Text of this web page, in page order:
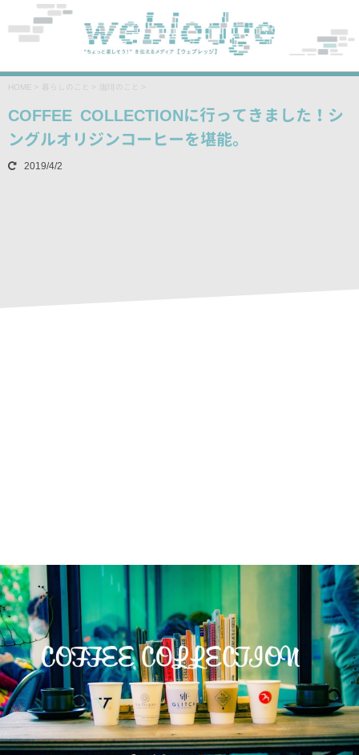
HOME
COFFEE COLLECTIONに行ってきました！シ
ングルオリジンコーヒーを堪能。
2019/4/2